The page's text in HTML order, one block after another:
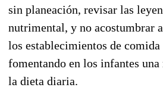
sin planeación, revisar las
nutrimental, y no acostumbrar
los establecimientos de comida
fomentando en los infantes una
la dieta diaria.